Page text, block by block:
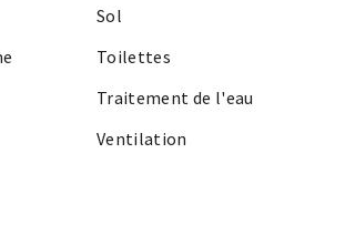
Sol
Toilettes
Traitement de l'eau
Ventilation